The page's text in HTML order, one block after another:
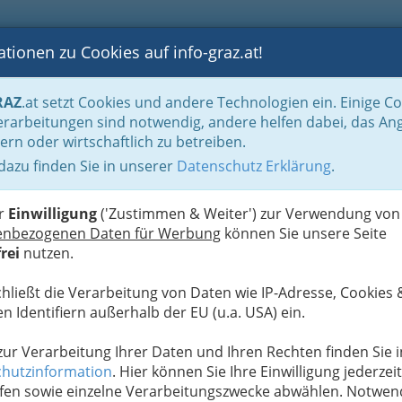
BLOGS FOTOS GASTRONOMIE BRANCHEN
zu Cookies auf info-graz.at!
.at setzt Cookies und andere Technologien ein. Einige
sind notwendig, andere helfen dabei, das
oder wirtschaftlich zu betreiben.
finden Sie in unserer Datenschutz Erklärung.
Einwilligung('Zustimmen & Weiter') zur Verwendung von
Daten für Werbung können Sie unsere Seite
nutzen.
die Verarbeitung von Daten wie IP-Adresse, Cookies
Identifiern außerhalb der EU (u.a. USA) ein.
Verarbeitung Ihrer Daten und Ihren Rechten finden Sie
. Hier können Sie Ihre Einwilligung jederzeit
sowie einzelne Verarbeitungszwecke abwählen.
& Handwerk, Gliederung der WKO Gewerbe und Handwerk am Bau